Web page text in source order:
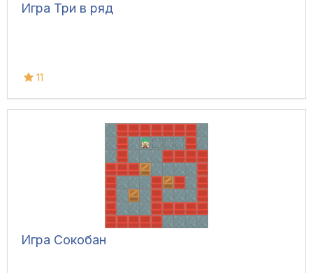
Игра Три в ряд
11
Игра Сокобан